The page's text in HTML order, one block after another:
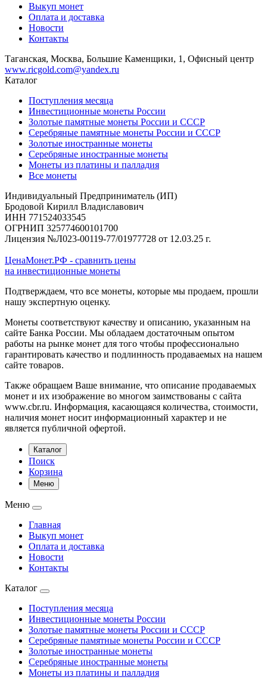
Выкуп монет
Оплата и доставка
Новости
Контакты
Таганская, Москва, Большие Каменщики, 1, Офисный центр
www.ricgold.com@yandex.ru
Каталог
Поступления месяца
Инвестиционные монеты России
Золотые памятные монеты России и СССР
Серебряные памятные монеты России и СССР
Золотые иностранные монеты
Серебряные иностранные монеты
Монеты из платины и палладия
Все монеты
Индивидуальный Предприниматель (ИП)
Бродовой Кирилл Владиславович
ИНН 771524033545
ОГРНИП 325774600101700
Лицензия №Л023-00119-77/01977728 от 12.03.25 г.
ЦенаМонет.РФ - сравнить цены
на инвестиционные монеты
Подтверждаем, что все монеты, которые мы продаем, прошли
нашу экспертную оценку.
Монеты соответствуют качеству и описанию, указанным на
сайте Банка России. Мы обладаем достаточным опытом
работы на рынке монет для того чтобы профессионально
гарантировать качество и подлинность продаваемых на нашем
сайте товаров.
Также обращаем Ваше внимание, что описание продаваемых
монет и их изображение во многом заимствованы с сайта
www.cbr.ru. Информация, касающаяся количества, стоимости,
наличия монет носит информационный характер и не
является публичной офертой.
Каталог
Поиск
Корзина
Меню
Меню
Главная
Выкуп монет
Оплата и доставка
Новости
Контакты
Каталог
Поступления месяца
Инвестиционные монеты России
Золотые памятные монеты России и СССР
Серебряные памятные монеты России и СССР
Золотые иностранные монеты
Серебряные иностранные монеты
Монеты из платины и палладия